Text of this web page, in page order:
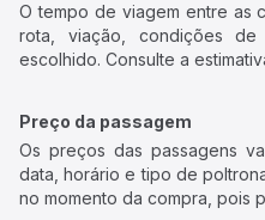
O tempo de viagem entre as
rota, viação, condições
escolhido. Consulte a
Preço da passagem
Os preços das passagens
data, horário e tipo de
no momento da compra, pois